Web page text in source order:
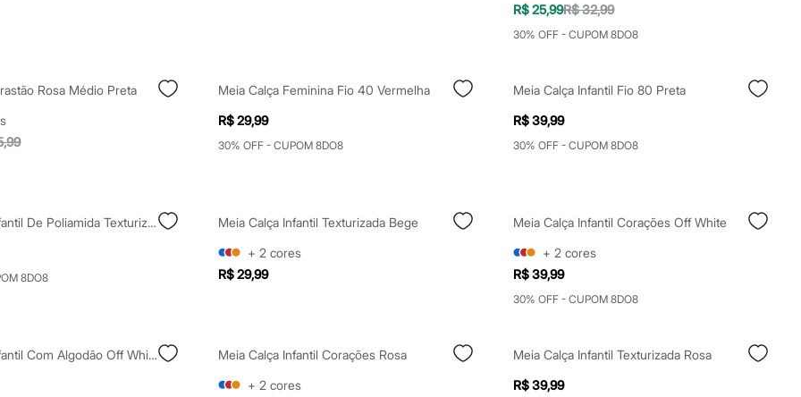
R$ 25,99R$ 32,99
30% OFF - CUPOM 8DO8
Rosa Médio Preta
Meia Calça Feminina Fio 40 Vermelha
R$ 29,99
30% OFF - CUPOM 8DO8
Meia Calça Infantil Fio 80 Preta
R$ 39,99
30% OFF - CUPOM 8DO8
Meia Calça Infantil De Poliamida Texturizada Lupo Branca
8DO8
Meia Calça Infantil Texturizada Bege
+ 2 cores
R$ 29,99
Meia Calça Infantil Corações Off White
+ 2 cores
R$ 39,99
30% OFF - CUPOM 8DO8
Meia Calça Infantil Com Algodão Off White
Meia Calça Infantil Corações Rosa
+ 2 cores
Meia Calça Infantil Texturizada Rosa
R$ 39,99